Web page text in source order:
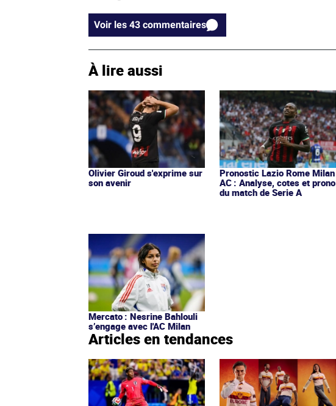
Voir les 43 commentaires
À lire aussi
Olivier Giroud s'exprime sur
son avenir
Pronostic Lazio Rome Milan
AC : Analyse, cotes et prono
du match de Serie A
Mercato : Nesrine Bahlouli
s’engage avec l'AC Milan
Articles en tendances